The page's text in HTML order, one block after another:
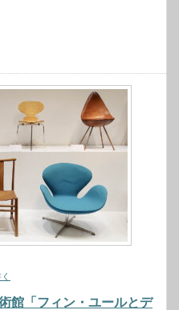
館「フィン・ユールとデ